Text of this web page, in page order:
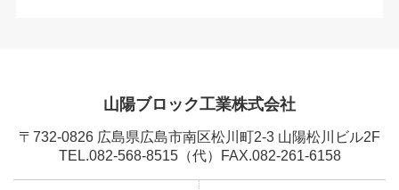
山陽ブロック工業株式会社
〒732-0826 広島県広島市南区松川町2-3 山陽松川ビル2F
TEL.082-568-8515（代）FAX.082-261-6158